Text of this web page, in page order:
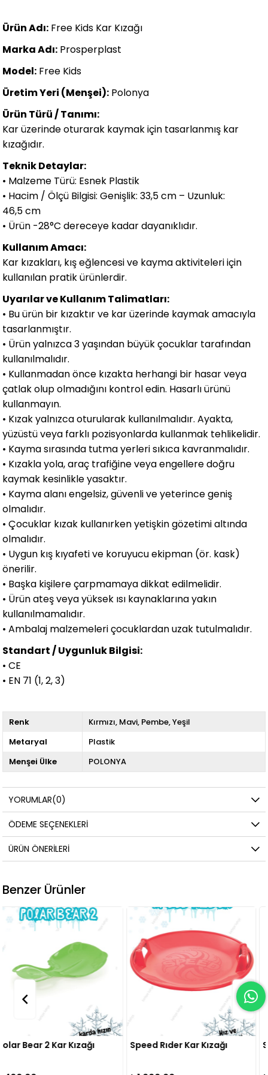
Ürün Adı: Free Kids Kar Kızağı
Marka Adı: Prosperplast
Model: Free Kids
Üretim Yeri (Menşei): Polonya
Ürün Türü / Tanımı:
Kar üzerinde oturarak kaymak için tasarlanmış kar
kızağıdır.
Teknik Detaylar:
• Malzeme Türü: Esnek Plastik
• Hacim / Ölçü Bilgisi: Genişlik: 33,5 cm – Uzunluk:
46,5 cm
• Ürün -28°C dereceye kadar dayanıklıdır.
Kullanım Amacı:
Kar kızakları, kış eğlencesi ve kayma aktiviteleri için
kullanılan pratik ürünlerdir.
Uyarılar ve Kullanım Talimatları:
• Bu ürün bir kızaktır ve kar üzerinde kaymak amacıyla
tasarlanmıştır.
• Ürün yalnızca 3 yaşından büyük çocuklar tarafından
kullanılmalıdır.
• Kullanmadan önce kızakta herhangi bir hasar veya
çatlak olup olmadığını kontrol edin. Hasarlı ürünü
kullanmayın.
• Kızak yalnızca oturularak kullanılmalıdır. Ayakta,
yüzüstü veya farklı pozisyonlarda kullanmak tehlikelidir.
• Kayma sırasında tutma yerleri sıkıca kavranmalıdır.
• Kızakla yola, araç trafiğine veya engellere doğru
kaymak kesinlikle yasaktır.
• Kayma alanı engelsiz, güvenli ve yeterince geniş
olmalıdır.
• Çocuklar kızak kullanırken yetişkin gözetimi altında
olmalıdır.
• Uygun kış kıyafeti ve koruyucu ekipman (ör. kask)
önerilir.
• Başka kişilere çarpmamaya dikkat edilmelidir.
• Ürün ateş veya yüksek ısı kaynaklarına yakın
kullanılmamalıdır.
• Ambalaj malzemeleri çocuklardan uzak tutulmalıdır.
Standart / Uygunluk Bilgisi:
• CE
• EN 71 (1, 2, 3)
Renk Kırmızı Mavi Pembe Yeşil
Metaryal
Plastik
Menşei Ülke
POLONYA
YORUMLAR(0)
ÖDEME SEÇENEKLERI
ÜRÜN ÖNERILERI
Benzer Ürünler
Speed Rıder Kar Kızağı Snow Surge Kar Kızağı